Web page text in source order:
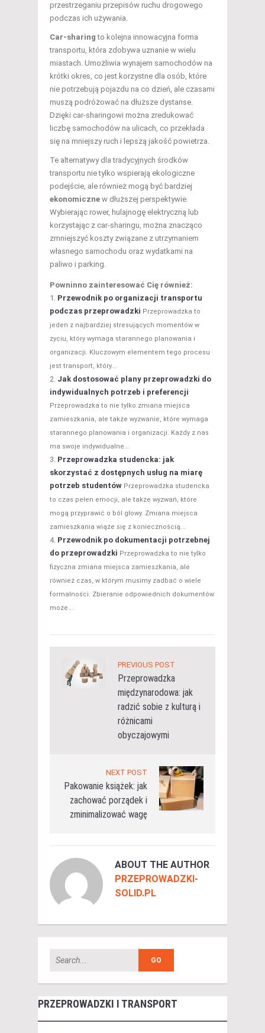
przestrzeganiu przepisów ruchu drogowego
podczas ich używania.
Car-sharing to kolejna innowacyjna forma
transportu, która zdobywa uznanie w wielu
miastach. Umożliwia wynajem samochodów na
krótki okres, co jest korzystne dla osób, które
nie potrzebują pojazdu na co dzień, ale czasami
muszą podróżować na dłuższe dystanse.
Dzięki car-sharingowi można zredukować
liczbę samochodów na ulicach, co przekłada
się na mniejszy ruch i lepszą jakość powietrza.
Te alternatywy dla tradycyjnych środków
transportu nie tylko wspierają ekologiczne
podejście, ale również mogą być bardziej
ekonomiczne w dłuższej perspektywie.
Wybierając rower, hulajnogę elektryczną lub
korzystając z car-sharingu, można znacząco
zmniejszyć koszty związane z utrzymaniem
własnego samochodu oraz wydatkami na
paliwo i parking.
Powninno zainteresować Cię również:
Przewodnik po organizacji transportu
podczas przeprowadzki Przeprowadzka to
jeden z najbardziej stresujących momentów w
życiu, który wymaga starannego planowania i
organizacji. Kluczowym elementem tego procesu
jest transport, który...
Jak dostosować plany przeprowadzki do
indywidualnych potrzeb i preferencji
Przeprowadzka to nie tylko zmiana miejsca
zamieszkania, ale także wyzwanie, które wymaga
starannego planowania i organizacji. Każdy z nas
ma swoje indywidualne...
Przeprowadzka studencka: jak
skorzystać z dostępnych usług na miarę
potrzeb studentów Przeprowadzka studencka
to czas pełen emocji, ale także wyzwań, które
mogą przyprawić o ból głowy. Zmiana miejsca
zamieszkania wiąże się z koniecznością...
Przewodnik po dokumentacji potrzebnej
do przeprowadzki Przeprowadzka to nie tylko
fizyczna zmiana miejsca zamieszkania, ale
również czas, w którym musimy zadbać o wiele
formalności. Zbieranie odpowiednich dokumentów
może...
PREVIOUS POST
Przeprowadzka
międzynarodowa: jak
radzić sobie z kulturą i
różnicami
obyczajowymi
NEXT POST
Pakowanie książek: jak
zachować porządek i
zminimalizować wagę
ABOUT THE AUTHOR
PRZEPROWADZKI-
SOLID.PL
PRZEPROWADZKI I TRANSPORT